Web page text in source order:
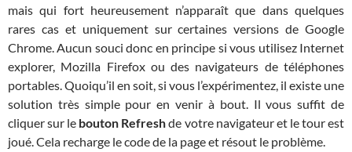
mais qui fort heureusement n’apparaît que dans quelques
rares cas et uniquement sur certaines versions de Google
Chrome. Aucun souci donc en principe si vous utilisez Internet
explorer, Mozilla Firefox ou des navigateurs de téléphones
portables. Quoiqu’il en soit, si vous l’expérimentez, il existe une
solution très simple pour en venir à bout. Il vous suffit de
cliquer sur le bouton Refreshde votre navigateur et le tour est
joué. Cela recharge le code de la page et résout le problème.